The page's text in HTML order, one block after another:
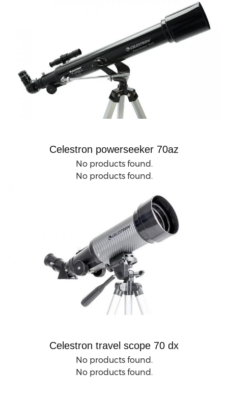
Celestron powerseeker 70az
No products found.
No products found.
Celestron travel scope 70 dx
No products found.
No products found.